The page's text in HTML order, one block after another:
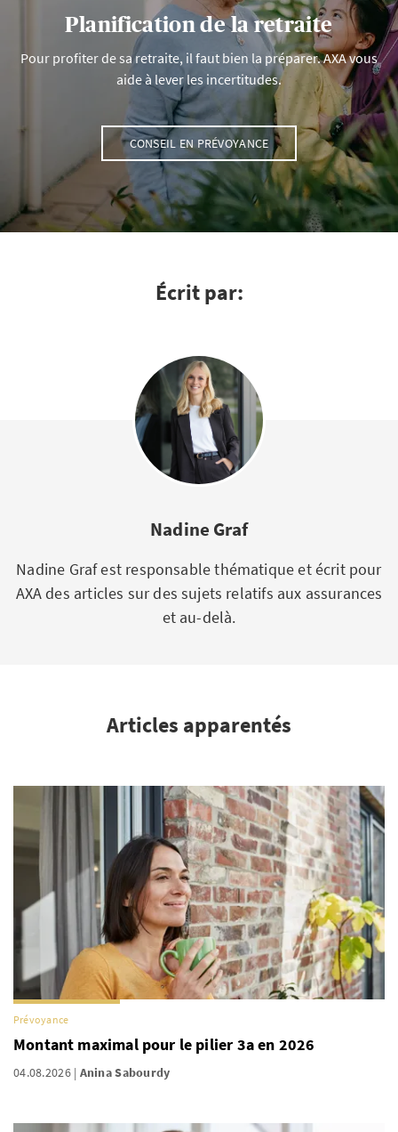
Planification de la retraite
Pour profiter de sa retraite, il faut bien la préparer. AXA vous
aide à lever les incertitudes.
CONSEIL EN PRÉVOYANCE
Écrit par:
Nadine Graf
Nadine Graf est responsable thématique et écrit pour
AXA des articles sur des sujets relatifs aux assurances
et au-delà.
Articles apparentés
Prévoyance
Montant maximal pour le pilier 3a en 2026
04.08.2026 Anina Sabourdy